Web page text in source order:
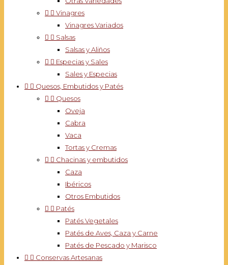
  Vinagres
Vinagres Variados
  Salsas
Salsas y Aliños
  Especias y Sales
Sales y Especias
  Quesos, Embutidos y Patés
  Quesos
Oveja
Cabra
Vaca
Tortas y Cremas
  Chacinas y embutidos
Caza
Ibéricos
Otros Embutidos
  Patés
Patés Vegetales
Patés de Aves, Caza y Carne
Patés de Pescado y Marisco
  Conservas Artesanas